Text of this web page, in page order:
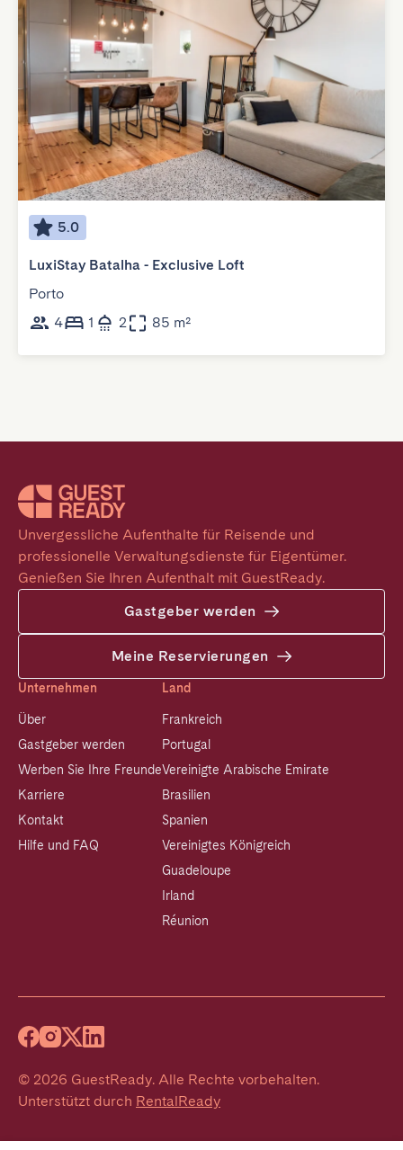
5.0
LuxiStay Batalha - Exclusive Loft
Porto
4
1 2 85 m²
Unvergessliche Aufenthalte für Reisende und
professionelle Verwaltungsdienste für Eigentümer.
Genießen Sie Ihren Aufenthalt mit GuestReady.
Gastgeber werden
Meine Reservierungen
Unternehmen
Über
Gastgeber werden
Werben Sie Ihre Freunde
Karriere
Kontakt
Hilfe und FAQ
Land
Frankreich
Portugal
Vereinigte Arabische Emirate
Brasilien
Spanien
Vereinigtes Königreich
Guadeloupe
Irland
Réunion
© 2026 GuestReady. Alle Rechte vorbehalten.
Unterstützt durch RentalReady